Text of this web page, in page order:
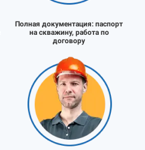
Полная документация: паспорт
на скважину, работа по
договору